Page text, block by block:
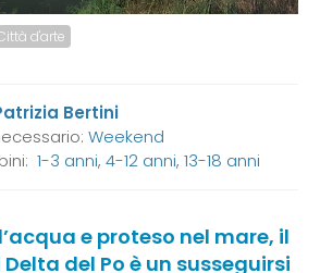
d'arte
Bertini
Weekend
1-3 anni, 4-12 anni, 13-18 anni
e proteso nel mare, il
del Po è un susseguirsi